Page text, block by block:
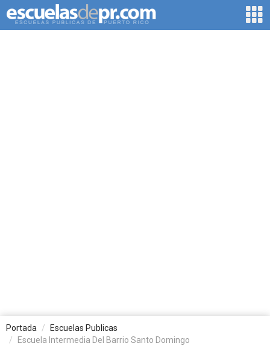
Portada
Escuelas Publicas
Escuela Intermedia Del Barrio Santo Domingo